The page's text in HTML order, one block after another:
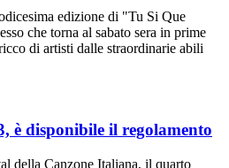
edizione di "Tu Si Que
che torna al sabato sera in prime
di artisti dalle straordinarie abili
è disponibile il regolamento
della Canzone Italiana, il quarto